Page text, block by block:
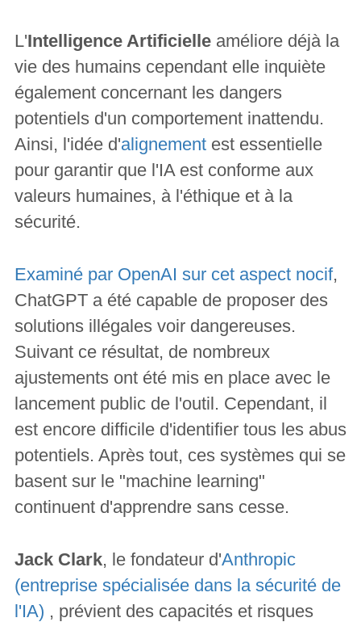
L'Intelligence Artificielleaméliore déjà la
vie des humains cependant elle inquiète
également concernant les dangers
potentiels d'un comportement inattendu.
Ainsi, l'idée d'alignementest essentielle
pour garantir que l'IA est conforme aux
valeurs humaines, à l'éthique et à la
sécurité.
Examiné par OpenAI sur cet aspect nocif,
ChatGPT a été capable de proposer des
solutions illégales voir dangereuses.
Suivant ce résultat, de nombreux
ajustements ont été mis en place avec le
lancement public de l'outil. Cependant, il
est encore difficile d'identifier tous les abus
potentiels. Après tout, ces systèmes qui se
basent sur le "machine learning"
continuent d'apprendre sans cesse.
Jack Clark, le fondateur d'Anthropic
(entreprise spécialisée dans la sécurité de
l'IA) , prévient des capacités et risques